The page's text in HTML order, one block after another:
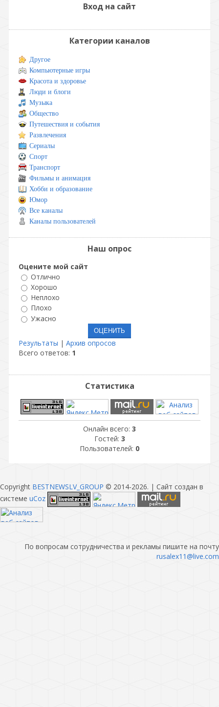
Вход на сайт
Категории каналов
Другое
Компьютерные игры
Красота и здоровье
Люди и блоги
Музыка
Общество
Путешествия и события
Развлечения
Сериалы
Спорт
Транспорт
Фильмы и анимация
Хобби и образование
Юмор
Все каналы
Каналы пользователей
Наш опрос
Оцените мой сайт
Отлично
Хорошо
Неплохо
Плохо
Ужасно
Результаты | Архив опросов
Всего ответов: 1
Статистика
Онлайн всего: 3
Гостей: 3
Пользователей: 0
Copyright BESTNEWSLV_GROUP © 2014-2026. | Сайт создан в
системе uCoz
По вопросам сотрудничества и рекламы пишите на почту
rusalex11@live.com